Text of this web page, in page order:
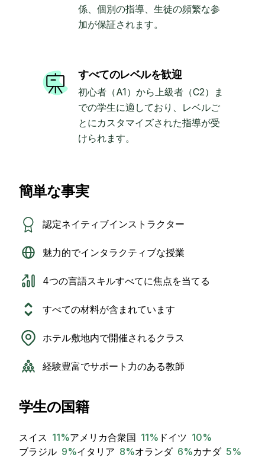
係、個別の指導、生徒の頻繁な参
加が保証されます。
すべてのレベルを歓迎
初心者（A1）から上級者（C2）ま
での学生に適しており、レベルご
とにカスタマイズされた指導が受
けられます。
簡単な事実
認定ネイティブインストラクター
魅力的でインタラクティブな授業
4つの言語スキルすべてに焦点を当てる
すべての材料が含まれています
ホテル敷地内で開催されるクラス
経験豊富でサポート力のある教師
学生の国籍
スイス 11%アメリカ合衆国 11% ドイツ 10%
ブラジル 9%イタリア 8%オランダ 6%カナダ 5%